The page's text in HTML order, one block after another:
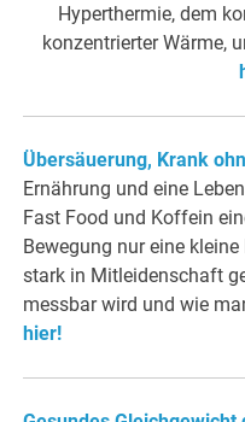
Hyperthermie, dem
konzentrierter Wärme,
Übersäuerung, Krank
Ernährung und eine
Fast Food und Koffein
Bewegung nur eine
stark in Mitleidenschaft
messbar wird und wie
hier!